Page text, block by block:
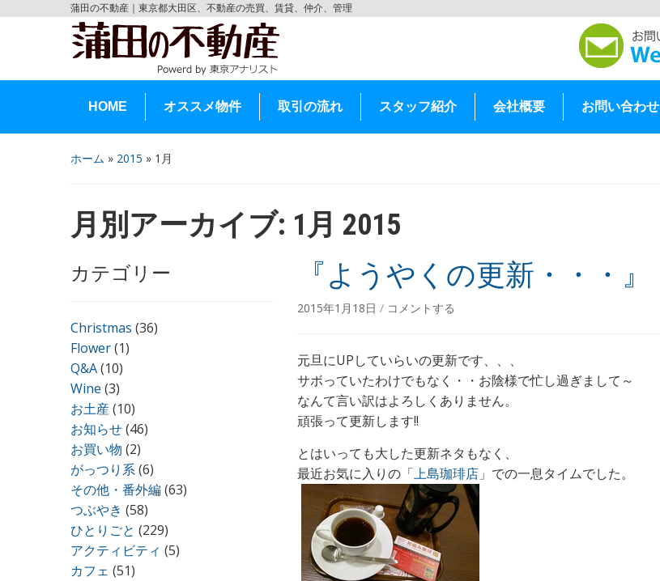
蒲田の不動産｜東京都大田区、不動産の売買、賃貸、仲介、管理
HOME オススメ物件 取引の流れ スタッフ紹介 会社概要 お問い合わせ
ホーム » 2015 » 1月
月別アーカイブ: 1月 2015
カテゴリー
Christmas (36)
Flower(1)
Q&A(10)
Wine (3)
お土産(10)
お知らせ(46)
お買い物 (2)
がっつり系(6)
その他・番外編(63)
つぶやき (58)
ひとりごと (229)
アクティビティ (5)
カフェ (51)
『ようやくの更新・・・』
2015年1月18日 / コメントする
元旦にUPしていらいの更新です、、、
サボっていたわけでもなく・・お陰様で忙し過ぎまして～
なんて言い訳はよろしくありません。
頑張って更新します!!
とはいっても大した更新ネタもなく、
最近お気に入りの「上島珈琲店 」での一息タイムでした。